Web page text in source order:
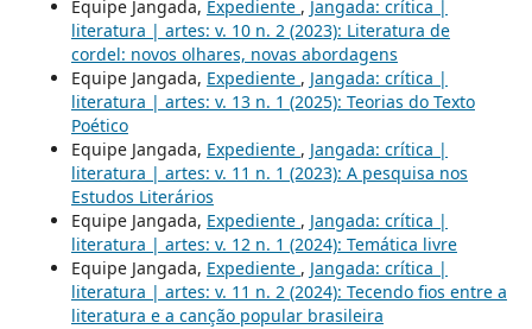
Equipe Jangada, Expediente , Jangada: crítica |
literatura | artes: v. 10 n. 2 (2023): Literatura de
cordel: novos olhares, novas abordagens
Equipe Jangada, Expediente , Jangada: crítica |
literatura | artes: v. 13 n. 1 (2025): Teorias do Texto
Poético
Equipe Jangada, Expediente , Jangada: crítica |
literatura | artes: v. 11 n. 1 (2023): A pesquisa nos
Estudos Literários
Equipe Jangada, Expediente , Jangada: crítica |
literatura | artes: v. 12 n. 1 (2024): Temática livre
Equipe Jangada, Expediente , Jangada: crítica |
literatura | artes: v. 11 n. 2 (2024): Tecendo fios entre a
literatura e a canção popular brasileira